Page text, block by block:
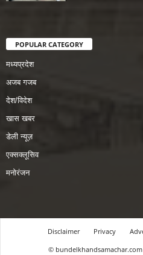
POPULAR CATEGORY
मध्यप्रदेश
अजब गजब
देश/विदेश
खास खबर
डेली न्यूज़
एक्सक्लूसिव
मनोरंजन
Disclaimer Privacy
©